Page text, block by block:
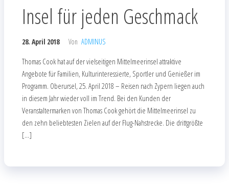
Insel für jeden Geschmack
28. April 2018 Von ADMINUS
Thomas Cook hat auf der vielseitigen Mittelmeerinsel attraktive
Angebote für Familien, Kulturinteressierte, Sportler und Genießer im
Programm. Oberursel, 25. April 2018 – Reisen nach Zypern liegen auch
in diesem Jahr wieder voll im Trend. Bei den Kunden der
Veranstaltermarken von Thomas Cook gehört die Mittelmeerinsel zu
den zehn beliebtesten Zielen auf der Flug-Nahstrecke. Die drittgrößte
[…]